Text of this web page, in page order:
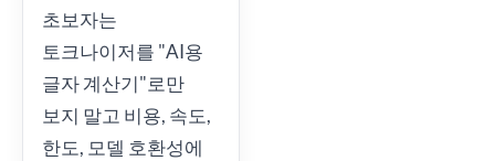
초보자는
토크나이저를 "AI용
글자 계산기"로만
보지 말고 비용, 속도,
한도, 모델 호환성에